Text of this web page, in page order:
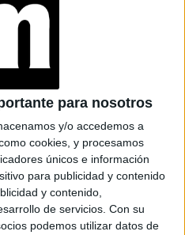
para nosotros
y/o accedemos a
cookies, y procesamos
únicos e información
para publicidad y contenido
y contenido,
de servicios. Con su
podemos utilizar datos de
MOM JEANS: EL
MODELO DE DENIM
MÁS FAVORECEDOR
Y QUE NUNCA PASA
DE MODA
TECNOMODA 2026:
CUANDO LA MODA
ARGENTINA SE